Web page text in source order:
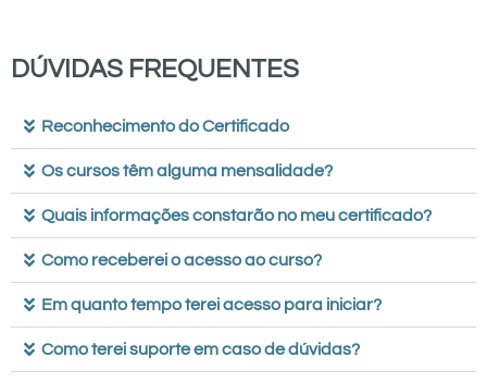
DÚVIDAS FREQUENTES
Reconhecimento do Certificado
Os cursos têm alguma mensalidade?
Quais informações constarão no meu certificado?
Como receberei o acesso ao curso?
Em quanto tempo terei acesso para iniciar?
Como terei suporte em caso de dúvidas?